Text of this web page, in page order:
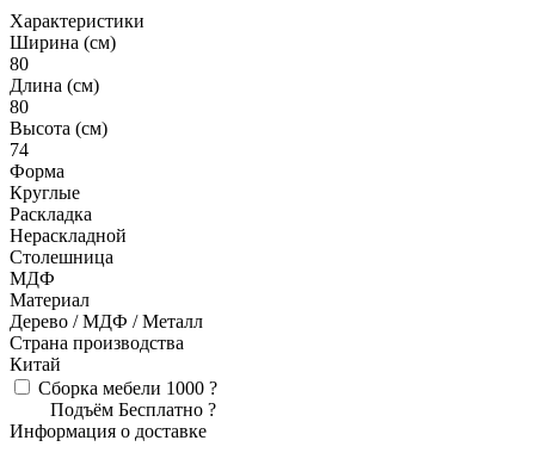
Характеристики
Ширина (см)
80
Длина (см)
80
Высота (см)
74
Форма
Круглые
Раскладка
Нераскладной
Столешница
МДФ
Материал
Дерево / МДФ / Металл
Страна производства
Китай
Сборка мебели 1000 ?
Подъём Бесплатно ?
Информация о доставке